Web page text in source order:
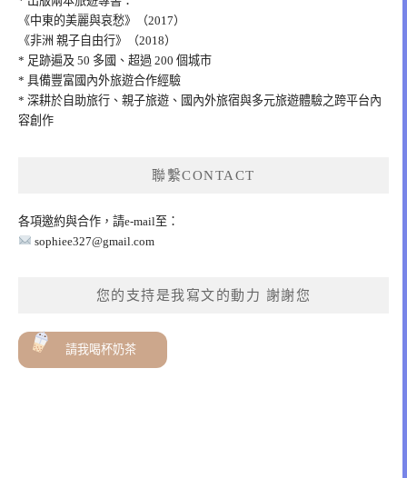
《中東的美麗與哀愁》（2017）
《非洲 親子自由行》（2018）
* 足跡遍及 50 多國、超過 200 個城市
* 具備豐富國內外旅遊合作經驗
* 深耕於自助旅行、親子旅遊、國內外旅宿與多元旅遊體驗之跨平台內
容創作
聯繫CONTACT
各項邀約與合作，請e-mail至：
sophiee327@gmail.com
您的支持是我寫文的動力 謝謝您
請我喝杯奶茶